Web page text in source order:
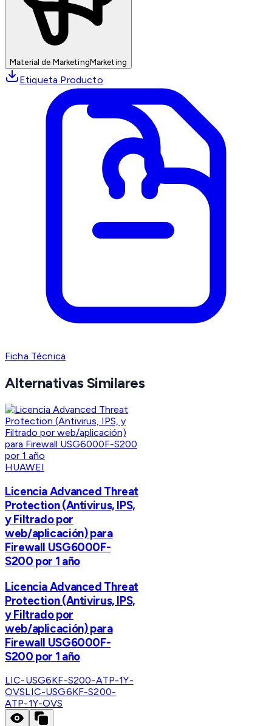
Material de MarketingMarketing
Etiqueta Producto
Ficha Técnica
Alternativas Similares
HUAWEI
Licencia Advanced Threat
Protection (Antivirus, IPS,
y Filtrado por
web/aplicación) para
Firewall USG6000F-
S200 por 1 año
Licencia Advanced Threat
Protection (Antivirus, IPS,
y Filtrado por
web/aplicación) para
Firewall USG6000F-
S200 por 1 año
LIC-USG6KF-S200-ATP-1Y-
OVSLIC-USG6KF-S200-
ATP-1Y-OVS